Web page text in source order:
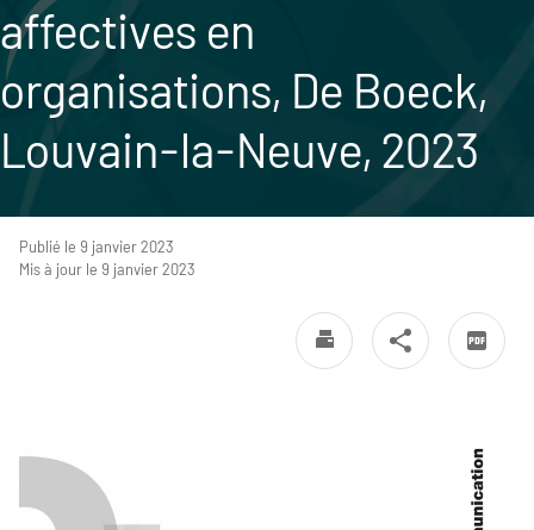
affectives en
organisations, De Boeck,
Louvain-la-Neuve, 2023
Publié le 9 janvier 2023
Mis à jour le 9 janvier 2023